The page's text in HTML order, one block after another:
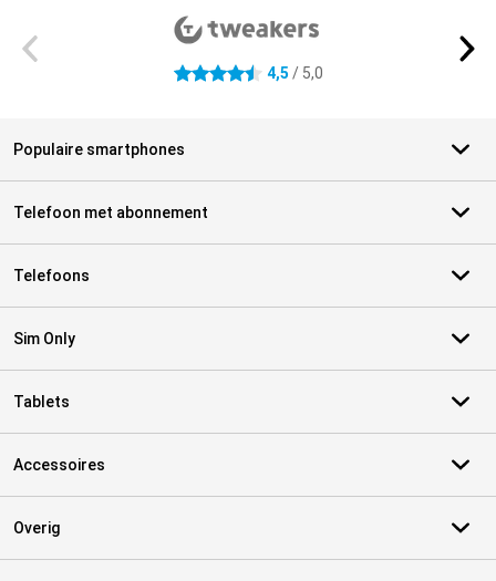
4.5 sterren 4,5 / 5,0
Populaire smartphones
Telefoon met abonnement
Telefoons
Sim Only
Tablets
Accessoires
Overig